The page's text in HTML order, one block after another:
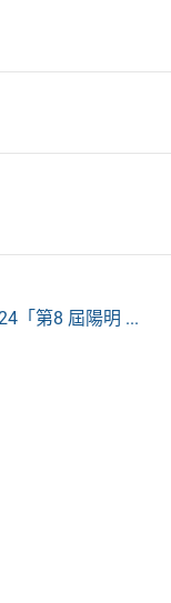
「第8 屆陽明 ...